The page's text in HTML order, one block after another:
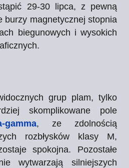
29-30 lipca, z pewną
burzy magnetycznej stopnia
biegunowych i wysokich
grup plam, tylko
skomplikowane pole
gamma, ze zdolnością
rozbłysków klasy M,
spokojna. Pozostałe
wytwarzają silniejszych